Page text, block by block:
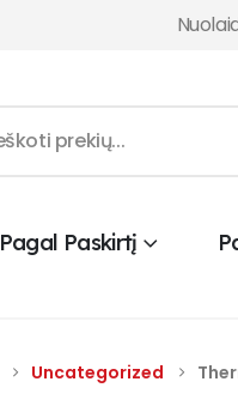
Pagal Paskirtį
Uncategorized